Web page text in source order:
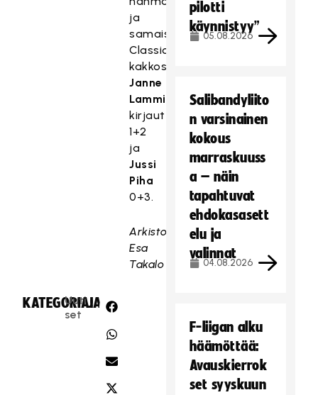
ja
samaisen
Classicin
kakkosviisikon
Janne
Lamminen
kirjautti
1+2
ja
Jussi
Piha
0+3.
Arkistokuva:
Esa
Takalo
KATEGORIA:
Uuti
set
JAA:
pilotti
käynnistyy”
05.08.2026
Salibandyliito
n varsinainen
kokous
marraskuuss
a – näin
tapahtuvat
ehdokasasett
elu ja
valinnat
04.08.2026
F-liigan alku
häämöttää:
Avauskierrok
set syyskuun